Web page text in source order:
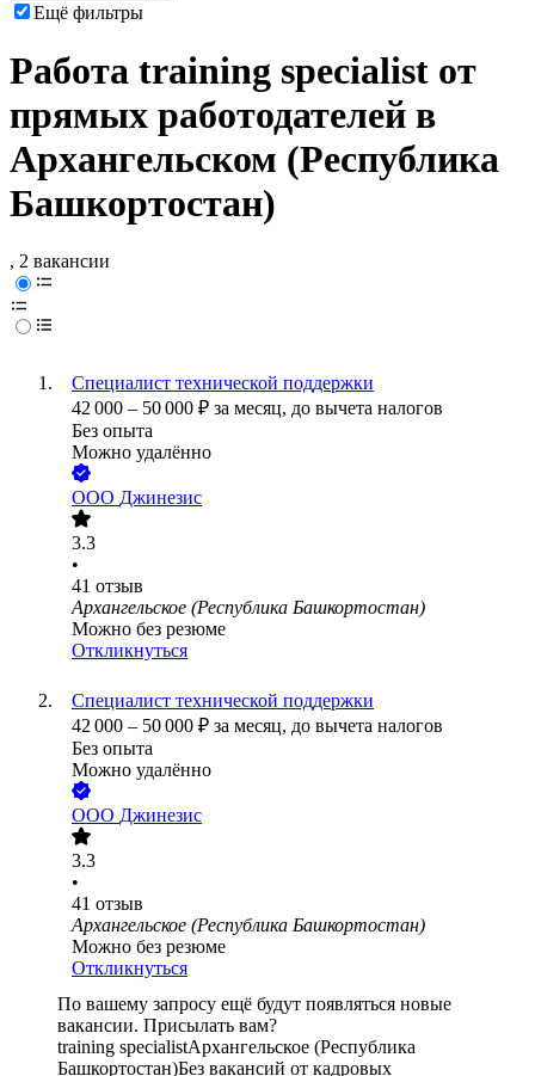
Ещё фильтры
Работа training specialist от
прямых работодателей в
Архангельском (Республика
Башкортостан)
, 2 вакансии
Специалист технической поддержки
42 000 – 50 000 ₽ за месяц, до вычета налогов
Без опыта
Можно удалённо
ООО Джинезис
3.3
•
41 отзыв
Архангельское (Республика Башкортостан)
Можно без резюме
Откликнуться
Специалист технической поддержки
42 000 – 50 000 ₽ за месяц, до вычета налогов
Без опыта
Можно удалённо
ООО Джинезис
3.3
•
41 отзыв
Архангельское (Республика Башкортостан)
Можно без резюме
Откликнуться
По вашему запросу ещё будут появляться новые
вакансии. Присылать вам?
training specialistАрхангельское (Республика
Башкортостан)Без вакансий от кадровых